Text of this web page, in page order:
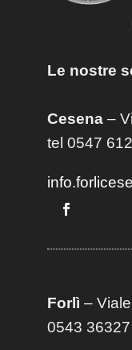
Le nostre
Cesena–
tel 0547
Forlì –
0543